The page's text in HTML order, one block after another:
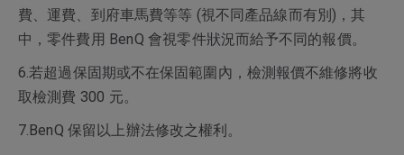
費、運費、到府車馬費等等 (視不同產品線而有別)，其
中，零件費用 BenQ 會視零件狀況而給予不同的報價。
6.若超過保固期或不在保固範圍內，檢測報價不維修將收
取檢測費 300 元。
7.BenQ 保留以上辦法修改之權利。